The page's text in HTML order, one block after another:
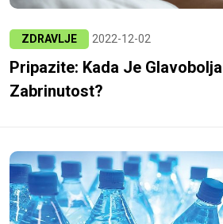
ZDRAVLJE 2022-12-02
Pripazite: Kada Je
Zabrinutost?